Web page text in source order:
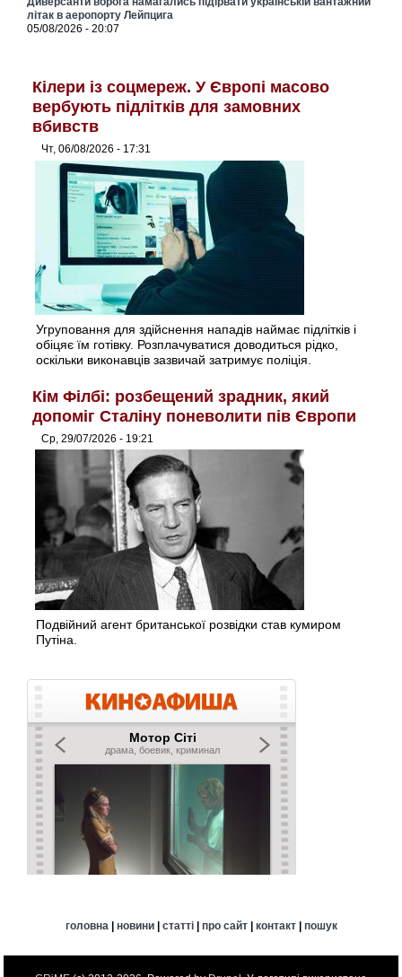
літак в аеропорту Лейпцига
05/08/2026 - 20:07
Кілери із соцмереж. У Європі масово
вербують підлітків для замовних
вбивств
Чт, 06/08/2026 - 17:31
Угруповання для здійснення нападів наймає підлітків і
обіцяє їм готівку. Розплачуватися доводиться рідко,
оскільки виконавців зазвичай затримує поліція.
Кім Філбі: розбещений зрадник, який
допоміг Сталіну поневолити пів Європи
Ср, 29/07/2026 - 19:21
Подвійний агент британської розвідки став кумиром
Путіна.
головна| новини| статті| про сайт| контакт| пошук